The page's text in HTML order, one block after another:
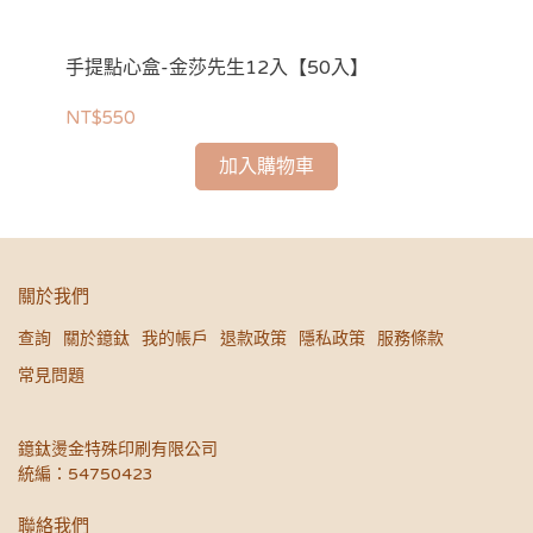
手提點心盒-金莎先生12入【50入】
NT$550
加入購物車
關於我們
查詢 關於鐿鈦 我的帳戶 退款政策 隱私政策
服務條款
常見問題
鐿鈦燙金特殊印刷有限公司
統編：54750423
聯絡我們